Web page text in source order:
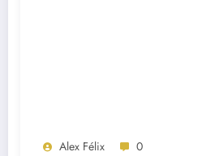
Alex Félix 0